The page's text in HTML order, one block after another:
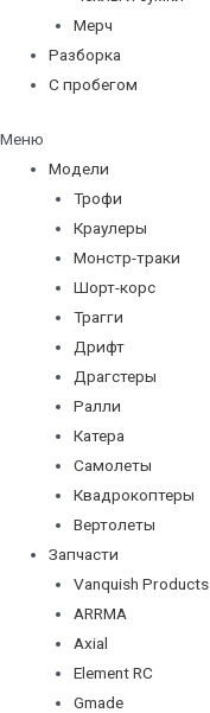
Мерч
Разборка
С пробегом
Меню
Модели
Трофи
Краулеры
Монстр-траки
Шорт-корс
Трагги
Дрифт
Драгстеры
Ралли
Катера
Самолеты
Квадрокоптеры
Вертолеты
Запчасти
Vanquish Products
ARRMA
Axial
Element RC
Gmade